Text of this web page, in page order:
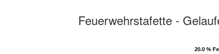
Feuerwehrstafette -
20.0 %
20.0 %